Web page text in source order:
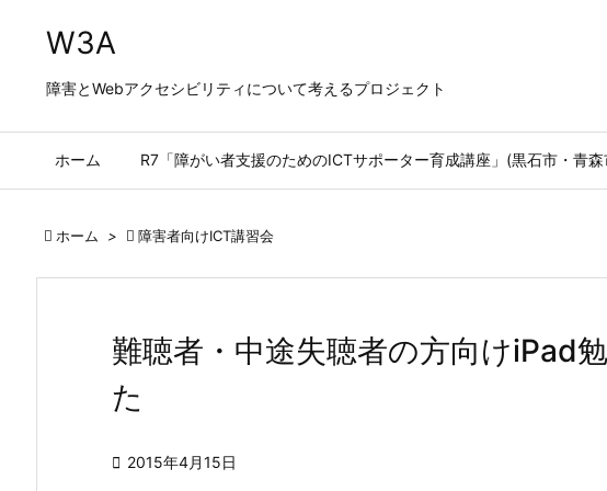
W3A
障害とWebアクセシビリティについて考えるプロジェクト
ホーム R7「障がい者支援のためのICTサポーター育成講座」(黒石市・青森
 ホーム >  障害者向けICT講習会
難聴者・中途失聴者の方向けiPad
た
 2015年4月15日